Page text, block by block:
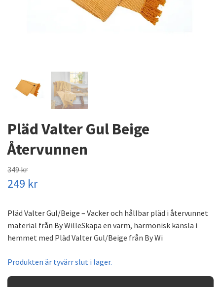
Pläd Valter Gul Beige
Återvunnen
349 kr
249 kr
Pläd Valter Gul/Beige – Vacker och hållbar pläd i återvunnet
material från By WilleSkapa en varm, harmonisk känsla i
hemmet med Pläd Valter Gul/Beige från By Wi
Produkten är tyvärr slut i lager.